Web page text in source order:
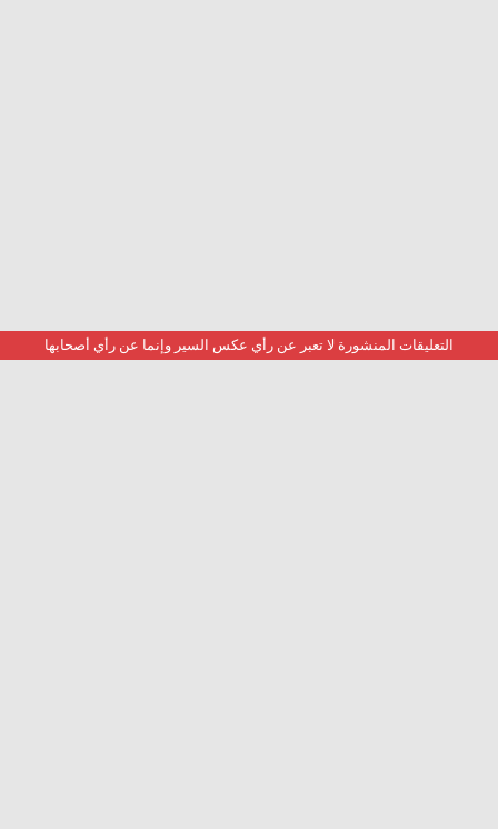
التعليقات المنشورة لا تعبر عن رأي عكس السير وإنما عن رأي أصحابها